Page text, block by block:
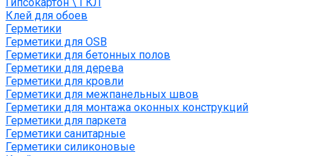
Клей для обоев
Герметики
Герметики для OSB
Герметики для бетонных полов
Герметики для дерева
Герметики для кровли
Герметики для межпанельных швов
Герметики для монтажа оконных конструкций
Герметики для паркета
Герметики санитарные
Герметики силиконовые